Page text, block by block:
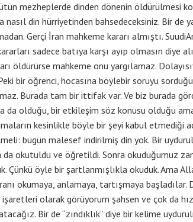
mezheplerde dinden dönenin öldürülmesi
nasıl din hürriyetinden bahsedeceksiniz. Bir de
Gerçi İran mahkeme kararı almıştı.
sadece batıya karşı ayıp olmasın diye
öldürürse mahkeme onu yargılamaz.
bir öğrenci, hocasına böylebir soruyu
Burada tam bir ittifak var. Ve biz burada
da olduğu, bir etkileşim söz konusu olduğu
kesinlikle böyle bir şeyi kabul etmediği
bugün malesef indirilmiş din yok. Bir
okutuldu ve öğretildi. Sonra okuduğumuz
Çünkü öyle bir şartlanmışlıkla okuduk. Ama
okumaya, anlamaya, tartışmaya başladılar.
olarak görüyorum şahsen ve çok da
Bir de “zındıklık” diye bir kelime